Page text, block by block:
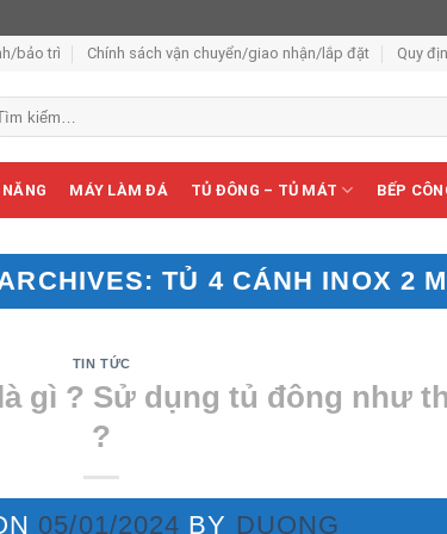
bảo trì Chính sách vận chuyển/giao nhận/lắp đặt Quy
MÁY LÀM ĐÁ TỦ ĐÔNG – TỦ MÁT BẾP
TỦ 4 CÁNH INOX 2
TIN TỨC
gì ? Sử dụng tủ đông như
?
05/01/2024 BY DUONG